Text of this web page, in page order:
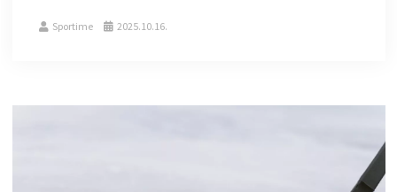
Sportime 2025.10.16.